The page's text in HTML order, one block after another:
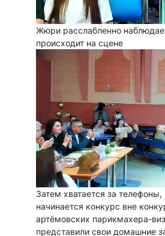
Жюри расслабленно
происходит на сцене
Затем хватается за телефоны,
начинается конкурс вне
артёмовских парикмахера-
представили свои домашние